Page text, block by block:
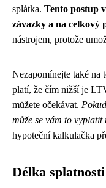
splátka. Tento postup
závazky a na celkový
nástrojem, protože
Nezapomínejte také na
platí, že čím nižší je
můžete očekávat.
může se vám to vyplatit
hypoteční kalkulačka
Délka